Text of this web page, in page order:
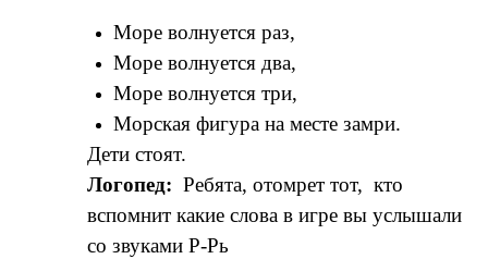
Море волнуется раз,
Море волнуется два,
Море волнуется три,
Морская фигура на месте замри.
Дети стоят.
Логопед: Ребята, отомрет тот, кто
вспомнит какие слова в игре вы услышали
со звуками Р-Рь